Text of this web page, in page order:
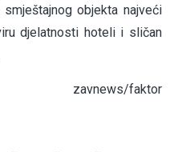
objekta najveći
djelatnosti hoteli i sličan
zavnews/faktor